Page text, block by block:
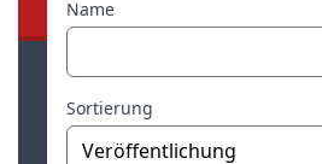
Name
Sortierung